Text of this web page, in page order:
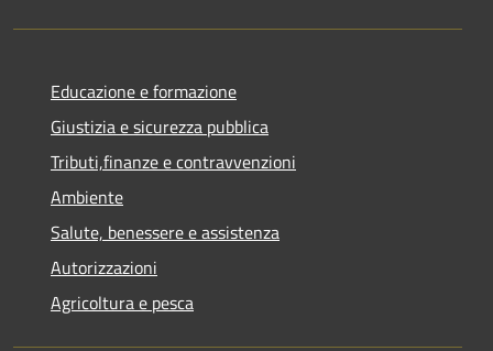
Educazione e formazione
Giustizia e sicurezza pubblica
Tributi,finanze e contravvenzioni
Ambiente
Salute, benessere e assistenza
Autorizzazioni
Agricoltura e pesca